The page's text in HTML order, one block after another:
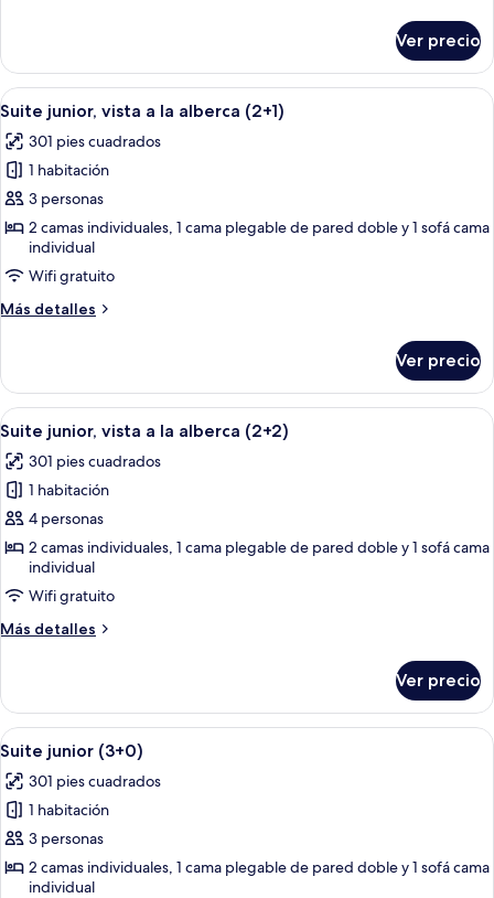
junior
(4+0)
Ver precio
Abrir
todas
las
fotos
de
Suite
junior,
vista
a
(2+1)
Un balcón con vista a la piscina,
13
Suite junior, vista a la alberca (2+1)
301 pies cuadrados
1 habitación
3 personas
2 camas individuales, 1 cama plegable de pared doble y 1 sofá cama
individual
Wifi gratuito
Más detalles
Más
junior,
vista
a
alberca
(2+1)
Ver precio
Abrir
todas
las
fotos
de
Suite
junior,
vista
a
(2+2)
Un balcón con vista a la piscina,
13
Suite junior, vista a la alberca (2+2)
301 pies cuadrados
1 habitación
4 personas
2 camas individuales, 1 cama plegable de pared doble y 1 sofá cama
individual
Wifi gratuito
Más detalles
Más
junior,
vista
a
alberca
(2+2)
Ver precio
Abrir
todas
las
fotos
de
Suite
junior
Un balcón con vista a la piscina,
13
Suite junior (3+0)
301 pies cuadrados
1 habitación
3 personas
2 camas individuales, 1 cama plegable de pared doble y 1 sofá cama
individual